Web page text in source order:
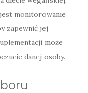
monitorowanie
zapewnić jej
może
danej osoby.